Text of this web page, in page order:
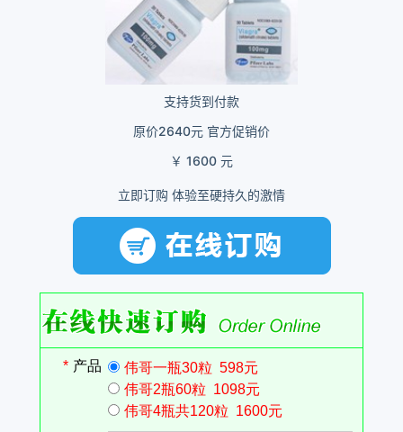
支持货到付款
原价2640元 官方促销价
￥ 1600 元
立即订购 体验至硬持久的激情